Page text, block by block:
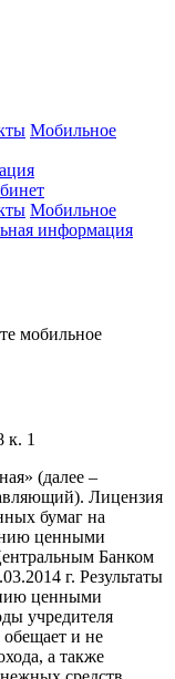
Мобильное
Мобильное
информация
мобильное
к. 1
(далее –
Лицензия
бумаг на
ценными
Банком
г. Результаты
ценными
учредителя
и не
а также